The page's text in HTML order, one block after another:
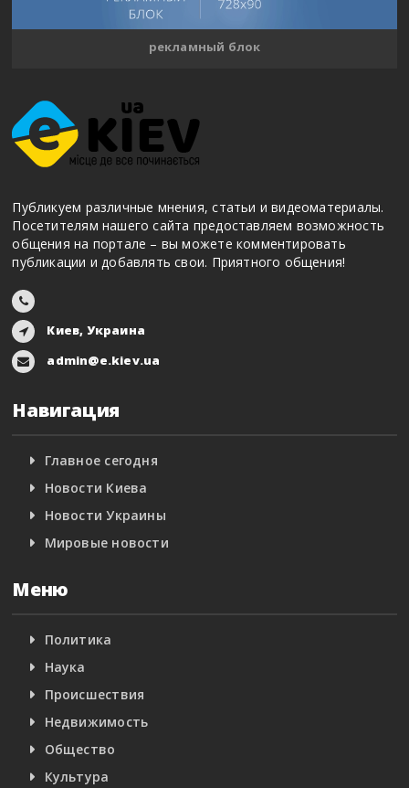
рекламный блок
Публикуем различные мнения, статьи и видеоматериалы.
Посетителям нашего сайта предоставляем возможность
общения на портале – вы можете комментировать
публикации и добавлять свои. Приятного общения!
Киев, Украина
admin@e.kiev.ua
Навигация
Главное сегодня
Новости Киева
Новости Украины
Мировые новости
Меню
Политика
Наука
Происшествия
Недвижимость
Общество
Культура